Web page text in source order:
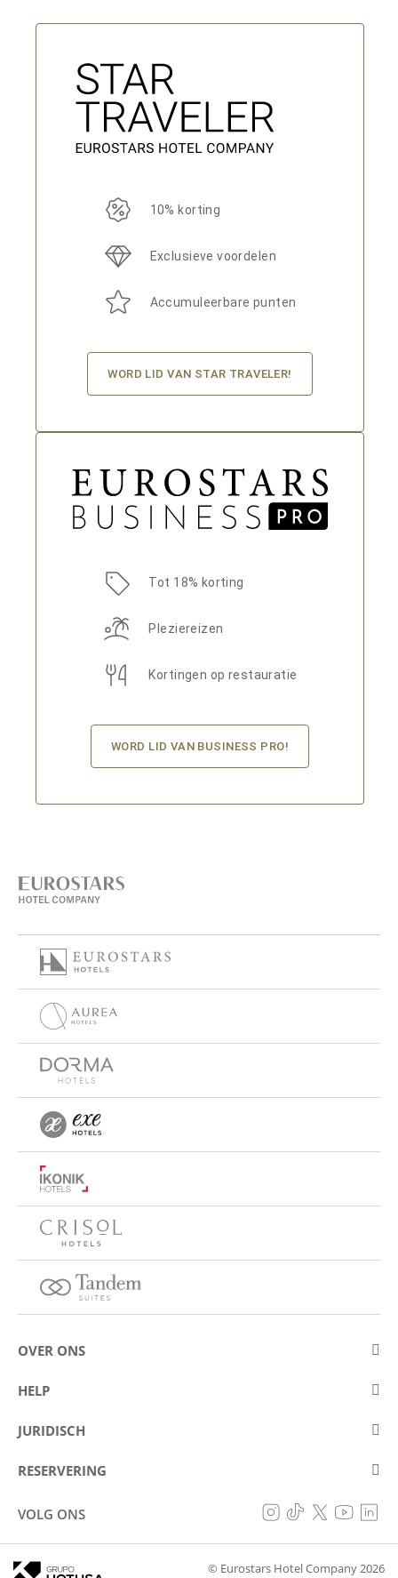
10% korting
Exclusieve voordelen
Accumuleerbare punten
WORD LID VAN STAR TRAVELER!
Tot 18% korting
Pleziereizen
Kortingen op restauratie
WORD LID VAN BUSINESS PRO!
OVER ONS
Over Eurostars Hotel Company
Wedstrijden
Cookiebeleid
HELP
Contact opnemen
Voorkomen van fraude
Toegankelijkheidsverklaring
JURIDISCH
Juridische mededeling
Algemene voorwaarden
RESERVERING
VOLG ONS
© Eurostars Hotel Company 2026